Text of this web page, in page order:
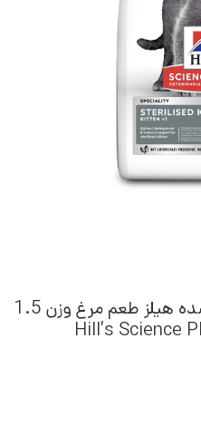
غذای خشک بچه گربه عقیم شده هیلز طعم مرغ وزن 1.5